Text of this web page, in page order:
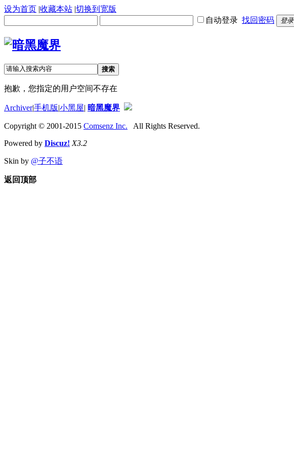
设为首页 |收藏本站 |切换到宽版
自动登录 找回密码 登录
搜索
抱歉，您指定的用户空间不存在
Archiver|手机版|小黑屋| 暗黑魔界
Copyright © 2001-2015 Comsenz Inc. All Rights Reserved.
Powered by Discuz! X3.2
Skin by @子不语
返回顶部